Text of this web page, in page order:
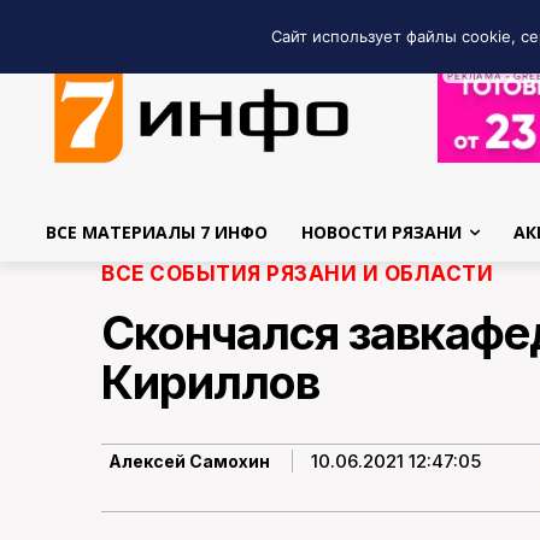
РЕКЛАМА •
ВСЕ МАТЕРИАЛЫ 7 ИНФО НОВОСТИ РЯЗАНИ
ВСЕ СОБЫТИЯ РЯЗАНИ И ОБЛАСТИ
Скончался
Кириллов
Алексей Самохин 10.06.2021 12:47:05
Сайт использует файлы cookie,